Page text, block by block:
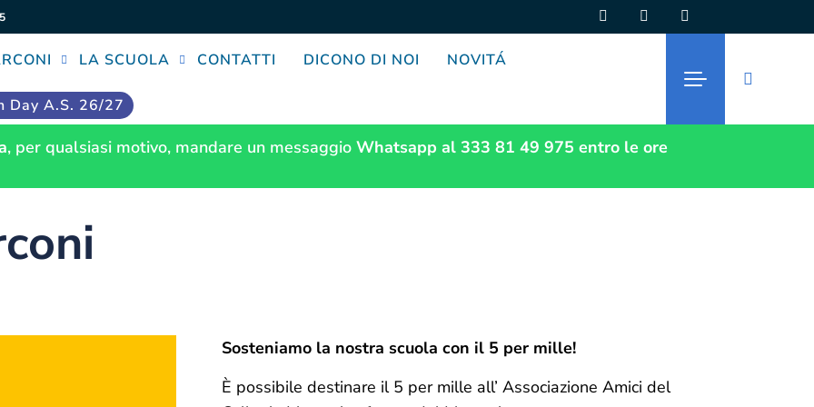
LA SCUOLA CONTATTI DICONO DI NOI NOVITÁ
Day A.S. 26/27
, per qualsiasi motivo, mandare un messaggioWhatsapp al 333 81 49 975 entro le ore
Sosteniamo la nostra scuola con il 5 per mille!
È possibile destinare il 5 per mille all’ Associazione Amici del